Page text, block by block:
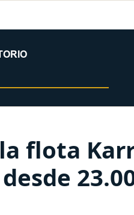
flota